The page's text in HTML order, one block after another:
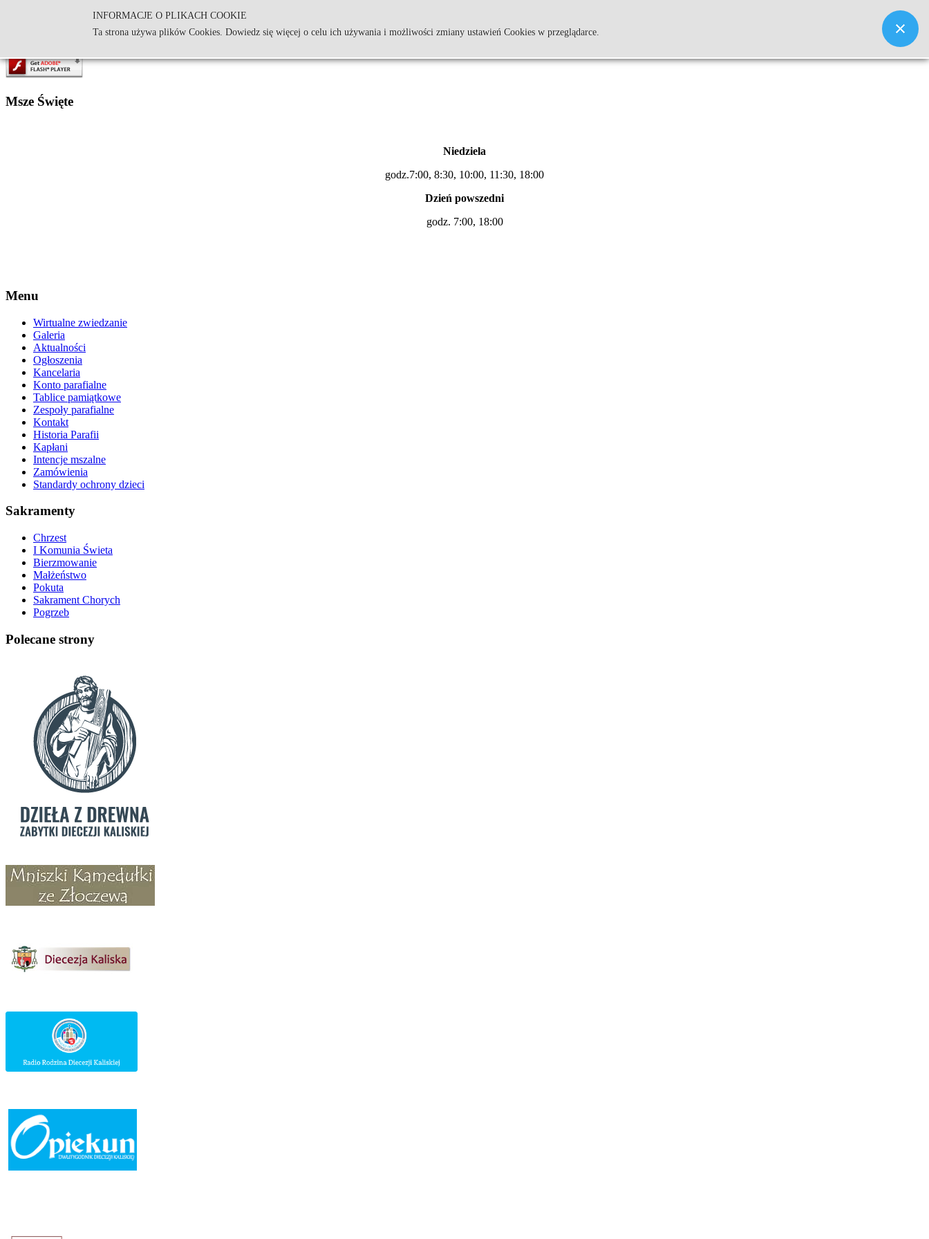
Parafia Św. Andrzeja Apostoła w Złoczewie
Msze Święte
Niedziela
godz.7:00, 8:30, 10:00, 11:30, 18:00
Dzień powszedni
godz. 7:00, 18:00
Menu
Wirtualne zwiedzanie
Galeria
Aktualności
Ogłoszenia
Kancelaria
Konto parafialne
Tablice pamiątkowe
Zespoły parafialne
Kontakt
Historia Parafii
Kapłani
Intencje mszalne
Zamówienia
Standardy ochrony dzieci
Sakramenty
Chrzest
I Komunia Świeta
Bierzmowanie
Małżeństwo
Pokuta
Sakrament Chorych
Pogrzeb
Polecane strony
INFORMACJE O PLIKACH COOKIE
Ta strona używa plików Cookies. Dowiedz się więcej o celu ich używania i możliwości zmiany ustawień Cookies w przeglądarce.